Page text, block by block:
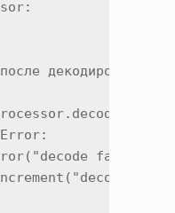
failed",